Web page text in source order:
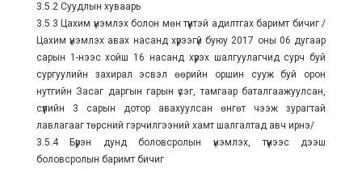
3.5.2 Суудлын хуваарь
3.5.3 Цахим үнэмлэх болон мөн түүнтэй адилтгах баримт бичиг /
Цахим үнэмлэх авах насанд хүрээгүй буюу 2017 оны 06 дугаар
сарын 1-нээс хойш 16 насанд хүрэх шалгуулагчид сурч буй
сургуулийн захирал эсвэл өөрийн оршин сууж буй орон
нутгийн Засаг даргын гарын үсэг, тамгаар баталгаажуулсан,
сүүлийн 3 сарын дотор авахуулсан өнгөт чээж зурагтай
лавлагааг төрсний гэрчилгээний хамт шалгалтад авч ирнэ/
3.5.4 Бүрэн дунд боловсролын үнэмлэх, түүнээс дээш
боловсролын баримт бичиг